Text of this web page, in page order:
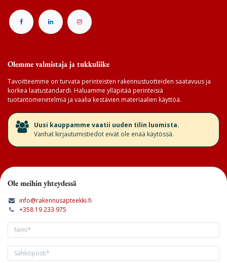
Olemme valmistaja ja tukkuliike
Tavoitteemme on turvata perinteisten rakennustuotteiden saatavuus ja
korkea laatustandardi. Haluamme ylläpitää perinteisiä
tuotantomenetelmiä ja vaalia kestävien materiaalien käyttöä.
​Uusi kauppamme vaatii uuden tilin luomista.
Vanhat kirjautumistiedot eivät ole enää käytössä.
Ole meihin yhteydessä
info@rakennusapteekki.fi
+358 19 233 975